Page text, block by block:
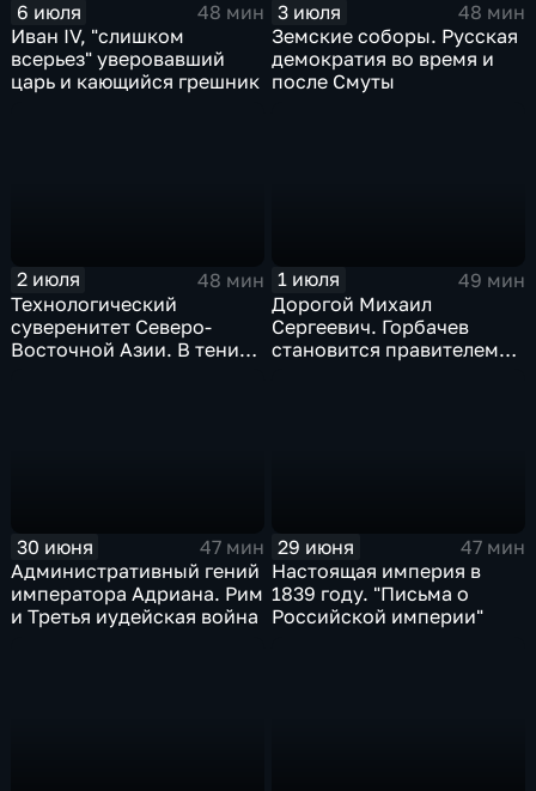
6 июля
48 мин
Иван IV, "слишком
всерьез" уверовавший
царь и кающийся грешник
3 июля
48 мин
Земские соборы. Русская
демократия во время и
после Смуты
2 июля
48 мин
Технологический
суверенитет Северо-
Восточной Азии. В тени
1 июля
49 мин
Дорогой Михаил
Сергеевич. Горбачев
становится правителем
30 июня
47 мин
Административный гений
императора Адриана. Рим
и Третья иудейская война
29 июня
47 мин
Настоящая империя в
1839 году. "Письма о
Российской империи"